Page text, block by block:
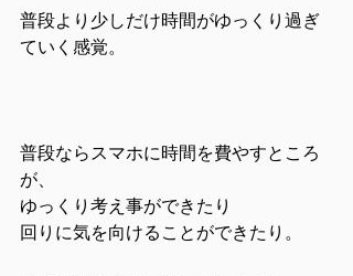
普段より少しだけ時間がゆっくり過ぎ
ていく感覚。
普段ならスマホに時間を費やすところ
が、
ゆっくり考え事ができたり
回りに気を向けることができたり。